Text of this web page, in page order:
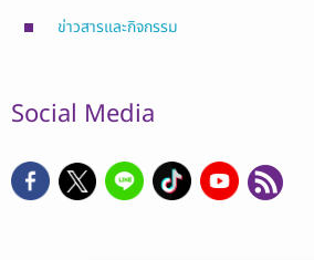
ข่าวสารและกิจกรรม
Social Media